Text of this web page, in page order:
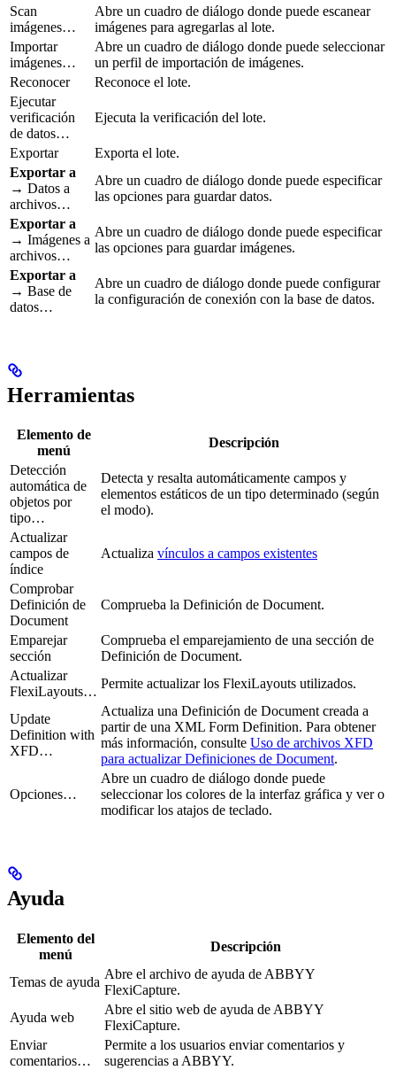
Scan
imágenes…
Abre un cuadro de diálogo donde puede escanear
imágenes para agregarlas al lote.
Importar
imágenes…
Abre un cuadro de diálogo donde puede seleccionar
un perfil de importación de imágenes.
Reconocer
Reconoce el lote.
Ejecutar
verificación
de datos…
Ejecuta la verificación del lote.
Exportar
Exporta el lote.
Exportar a
→ Datos a
archivos…
Abre un cuadro de diálogo donde puede especificar
las opciones para guardar datos.
Exportar a
→ Imágenes a
archivos…
Abre un cuadro de diálogo donde puede especificar
las opciones para guardar imágenes.
Exportar a
→ Base de
datos…
Abre un cuadro de diálogo donde puede configurar
la configuración de conexión con la base de datos.
Herramientas
Elemento de
menú
Descripción
Detección
automática de
objetos por
tipo…
Detecta y resalta automáticamente campos y
elementos estáticos de un tipo determinado (según
el modo).
Actualizar
campos de
índice
Actualiza vínculos a campos existentes
Comprobar
Definición de
Document
Comprueba la Definición de Document.
Emparejar
sección
Comprueba el emparejamiento de una sección de
Definición de Document.
Actualizar
FlexiLayouts…
Permite actualizar los FlexiLayouts utilizados.
Update
Definition with
XFD…
Actualiza una Definición de Document creada a
partir de una XML Form Definition. Para obtener
más información, consulte Uso de archivos XFD
para actualizar Definiciones de Document.
Opciones…
Abre un cuadro de diálogo donde puede
seleccionar los colores de la interfaz gráfica y ver o
modificar los atajos de teclado.
Ayuda
Elemento del
menú
Descripción
Temas de ayuda
Abre el archivo de ayuda de ABBYY
FlexiCapture.
Ayuda web
Abre el sitio web de ayuda de ABBYY
FlexiCapture.
Enviar
comentarios…
Permite a los usuarios enviar comentarios y
sugerencias a ABBYY.